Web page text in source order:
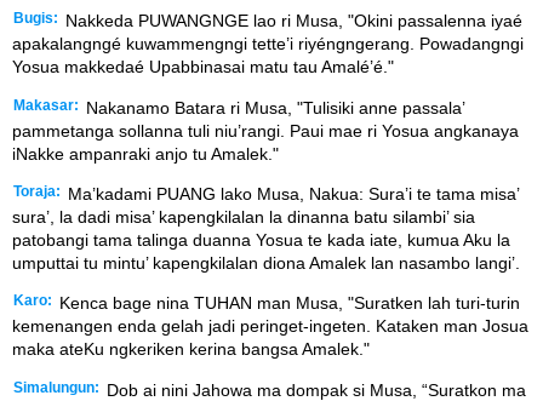
Bugis:
Nakkeda PUWANGNGE lao ri Musa, "Okini passalenna iyaé
apakalangngé kuwammengngi tette’i riyéngngerang. Powadangngi
Yosua makkedaé Upabbinasai matu tau Amalé’é."
Makasar:
Nakanamo Batara ri Musa, "Tulisiki anne passala’
pammetanga sollanna tuli niu’rangi. Paui mae ri Yosua angkanaya
iNakke ampanraki anjo tu Amalek."
Toraja:
Ma’kadami PUANG lako Musa, Nakua: Sura’i te tama misa’
sura’, la dadi misa’ kapengkilalan la dinanna batu silambi’ sia
patobangi tama talinga duanna Yosua te kada iate, kumua Aku la
umputtai tu mintu’ kapengkilalan diona Amalek lan nasambo langi’.
Karo:
Kenca bage nina TUHAN man Musa, "Suratken lah turi-turin
kemenangen enda gelah jadi peringet-ingeten. Kataken man Josua
maka ateKu ngkeriken kerina bangsa Amalek."
Simalungun:
Dob ai nini Jahowa ma dompak si Musa, “Suratkon ma